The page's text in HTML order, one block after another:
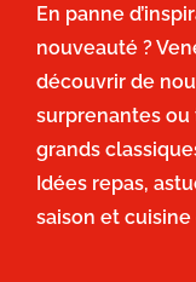
En panne
nouveauté ?
découvrir de
surprenantes
grands
Idées repas,
saison et